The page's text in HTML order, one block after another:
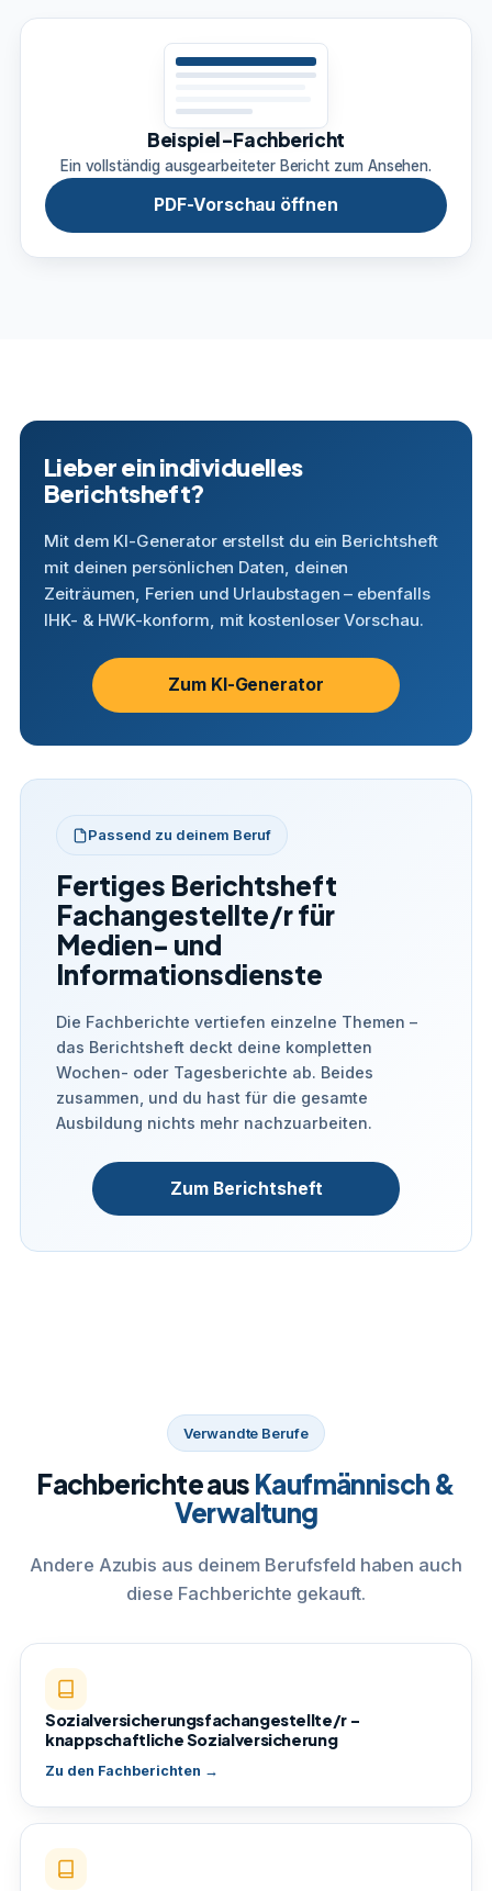
Beispiel-Fachbericht
Ein vollständig ausgearbeiteter Bericht zum Ansehen.
PDF-Vorschau öffnen
Lieber ein individuelles
Berichtsheft?
Mit dem KI-Generator erstellst du ein Berichtsheft
mit deinen persönlichen Daten, deinen
Zeiträumen, Ferien und Urlaubstagen – ebenfalls
IHK- & HWK-konform, mit kostenloser Vorschau.
Zum KI-Generator
Passend zu deinem Beruf
Fertiges Berichtsheft
Fachangestellte/r für
Medien- und
Informationsdienste
Die Fachberichte vertiefen einzelne Themen –
das Berichtsheft deckt deine kompletten
Wochen- oder Tagesberichte ab. Beides
zusammen, und du hast für die gesamte
Ausbildung nichts mehr nachzuarbeiten.
Zum Berichtsheft
Verwandte Berufe
Fachberichte aus Kaufmännisch &
Verwaltung
Andere Azubis aus deinem Berufsfeld haben auch
diese Fachberichte gekauft.
Sozialversicherungsfachangestellte/r –
knappschaftliche Sozialversicherung
Zu den Fachberichten →